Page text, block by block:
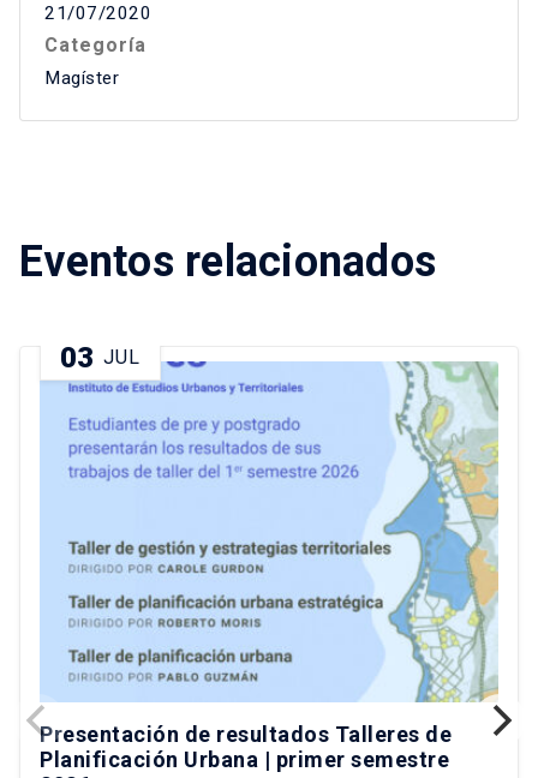
21/07/2020
Categoría
Magíster
Eventos relacionados
03 JUL
Presentación de resultados Talleres de
Planificación Urbana | primer semestre